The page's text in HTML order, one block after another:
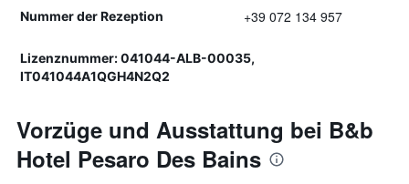
Nummer der Rezeption +39 072 134 957
Lizenznummer: 041044-ALB-00035,
IT041044A1QGH4N2Q2
Vorzüge und Ausstattung bei B&b
Hotel Pesaro Des Bains